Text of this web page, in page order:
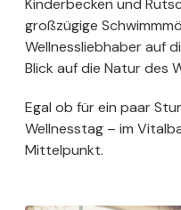
Kinderbecken und
großzügige
Wellnessliebhaber auf
Blick auf die Natur des
Egal ob für ein paar
Wellnesstag – im
Mittelpunkt.